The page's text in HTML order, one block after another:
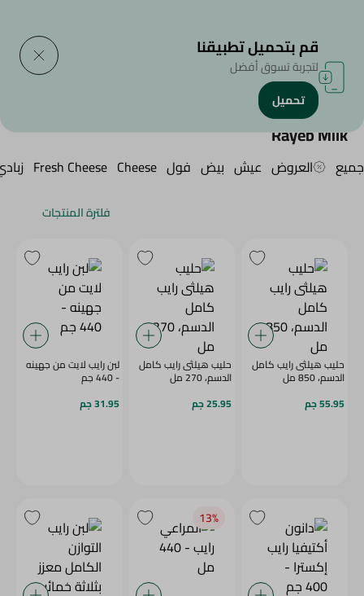
الرئيسية /
/
/
Rayeb Milk
جميع العروض عيش بيض فول Cheese
Fresh Cheese
فلترة المنتجات
حليب هيلثى رايب كامل
الدسم، 850 مل
55.95 جم
حليب هيلثى رايب كامل
الدسم، 270 مل
25.95 جم
لبن رايب لايت من جهينه
- 440 جم
31.95 جم
13‎%‎
قم بتحميل تطبيقنا
لتجربة تسوق أفضل
تحميل